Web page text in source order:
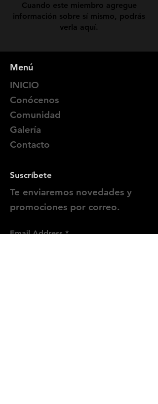
Cuando este miembro agregue
información sobre sí mismo, podrás
verla aquí.
Menú
INICIO
Conócenos
Comunidad
Galería
Contacto
Suscríbete
Te enviaremos novedades y
promociones por correo.
Email Address